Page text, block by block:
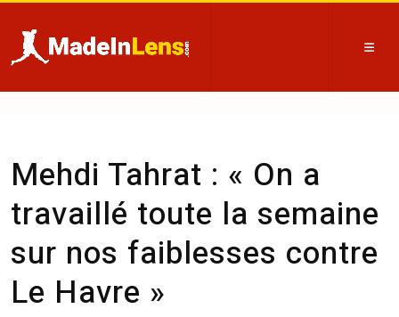
Mehdi Tahrat : « On a
travaillé toute la semaine
sur nos faiblesses contre
Le Havre »